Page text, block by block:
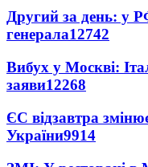
Другий за день: у
генерала12742
Вибух у Москві:
заяви12268
ЄС відзавтра
України9914